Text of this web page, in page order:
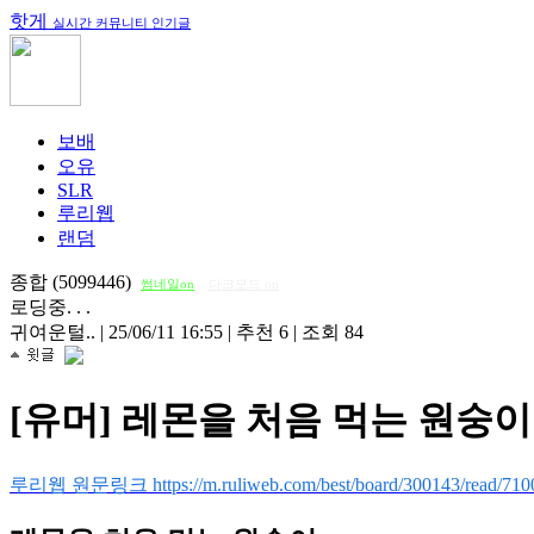
핫게 실시간 커뮤니티 인기글
보배
오유
SLR
루리웹
랜덤
종합 (5099446) 썸네일on
로딩중. . .
귀여운털.. | 25/06/11 16:55 | 추천 6 | 조회 84
[유머] 레몬을 처음 먹는 원숭이
루리웹 원문링크 https://m.ruliweb.com/best/board/300143/read/